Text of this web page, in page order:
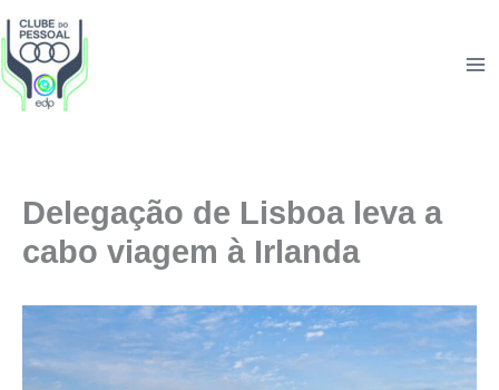
to
content
Delegação de Lisboa leva a
cabo viagem à Irlanda